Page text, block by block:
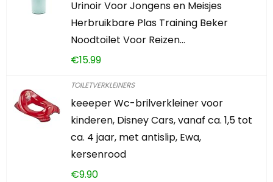
Urinoir Voor Jongens en Meisjes
Herbruikbare Plas Training Beker
Noodtoilet Voor Reizen…
€15.99
TOILETVERKLEINERS
keeeper Wc-brilverkleiner voor
kinderen, Disney Cars, vanaf ca. 1,5 tot
ca. 4 jaar, met antislip, Ewa,
kersenrood
€9.90